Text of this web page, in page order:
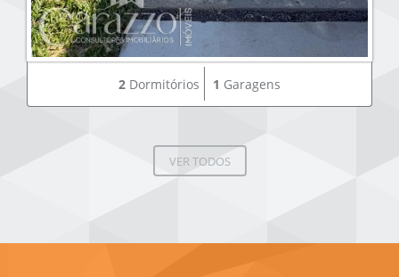
2 Dormitórios 1 Garagens
VER TODOS